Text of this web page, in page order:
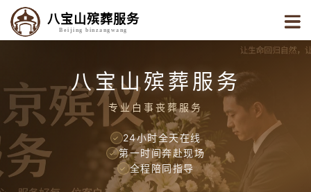
八宝山殡葬服务
Beijing binzangwang
八宝山殡葬服务
专业白事丧葬服务
✓ 24小时全天在线
✓ 第一时间奔赴现场
✓ 全程陪同指导